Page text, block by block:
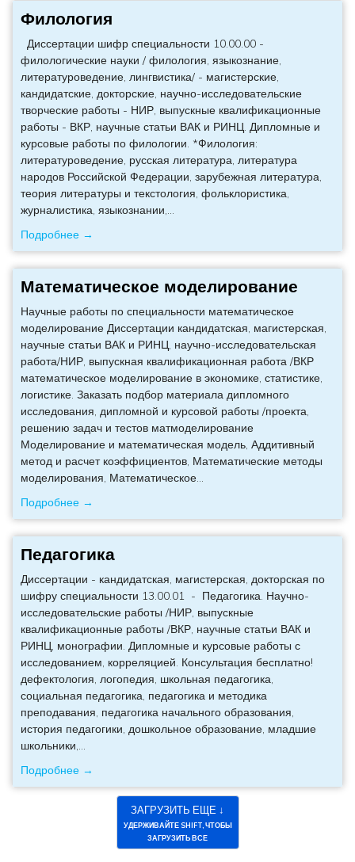
Филология
Диссертации шифр специальности 10.00.00 -
филологические науки / филология, языкознание,
литературоведение, лингвистика/ - магистерские,
кандидатские, докторские, научно-исследовательские
творческие работы - НИР, выпускные квалификационные
работы - ВКР, научные статьи ВАК и РИНЦ. Дипломные и
курсовые работы по филологии. *Филология:
литературоведение, русская литература, литература
народов Российской Федерации, зарубежная литература,
теория литературы и текстология, фольклористика,
журналистика, языкознании,…
Подробнее →
Математическое моделирование
Научные работы по специальности математическое
моделирование Диссертации кандидатская, магистерская,
научные статьи ВАК и РИНЦ, научно-исследовательская
работа/НИР, выпускная квалификационная работа /ВКР
математическое моделирование в экономике, статистике,
логистике. Заказать подбор материала дипломного
исследования, дипломной и курсовой работы /проекта,
решению задач и тестов матмоделирование
Моделирование и математическая модель, Аддитивный
метод и расчет коэффициентов, Математические методы
моделирования, Математическое…
Подробнее →
Педагогика
Диссертации - кандидатская, магистерская, докторская по
шифру специальности 13.00.01 - Педагогика. Научно-
исследовательские работы /НИР, выпускные
квалификационные работы /ВКР, научные статьи ВАК и
РИНЦ, монографии. Дипломные и курсовые работы с
исследованием, корреляцией. Консультация бесплатно!
дефектология, логопедия, школьная педагогика,
социальная педагогика, педагогика и методика
преподавания, педагогика начального образования,
история педагогики, дошкольное образование, младшие
школьники,…
Подробнее →
ЗАГРУЗИТЬ ЕЩЕ ↓
УДЕРЖИВАЙТЕ SHIFT, ЧТОБЫ
ЗАГРУЗИТЬ ВСЕ